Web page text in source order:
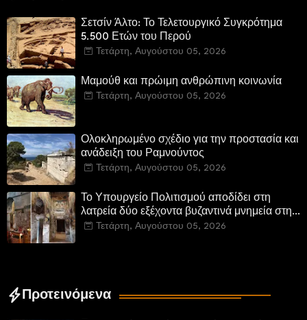
Σετσίν Άλτο: Το Τελετουργικό Συγκρότημα
5.500 Ετών του Περού
Τετάρτη, Αυγούστου 05, 2026
Μαμούθ και πρώιμη ανθρώπινη κοινωνία
Τετάρτη, Αυγούστου 05, 2026
Ολοκληρωμένο σχέδιο για την προστασία και
ανάδειξη του Ραμνούντος
Τετάρτη, Αυγούστου 05, 2026
Το Υπουργείο Πολιτισμού αποδίδει στη
λατρεία δύο εξέχοντα βυζαντινά μνημεία στην
Καστοριά και έπεται το αποκαταστημένο
Τετάρτη, Αυγούστου 05, 2026
Προτεινόμενα